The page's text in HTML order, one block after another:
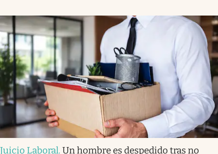
Juicio Laboral. Un hombre es despedido tras no